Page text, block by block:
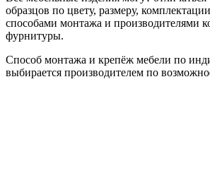
образцов по цвету, размеру,
способами монтажа и производителями
фурнитуры.
Способ монтажа и крепёж мебели по
выбирается производителем по